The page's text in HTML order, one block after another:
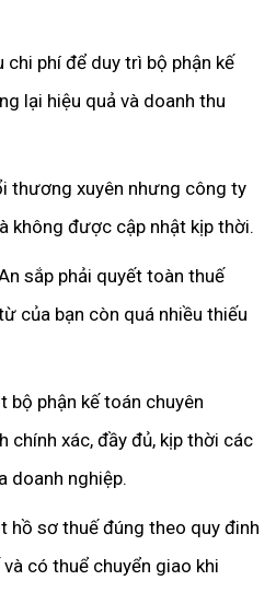
chi phí để duy trì bộ phận kế
lại hiệu quả và doanh thu
thương xuyên nhưng công ty
không được cập nhật kịp thời.
sắp phải quyết toàn thuế
của bạn còn quá nhiều thiếu
bộ phận kế toán chuyên
chính xác, đầy đủ, kịp thời các
doanh nghiệp.
hồ sơ thuế đúng theo quy đinh
có thuể chuyển giao khi